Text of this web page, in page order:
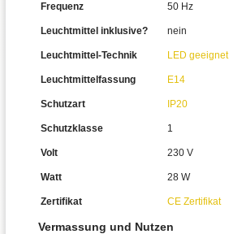
Frequenz 50 Hz
Leuchtmittel inklusive? nein
Leuchtmittel-Technik LED geeignet
Leuchtmittelfassung E14
Schutzart IP20
Schutzklasse 1
Volt 230 V
Watt 28 W
Zertifikat CE Zertifikat
Vermassung und Nutzen